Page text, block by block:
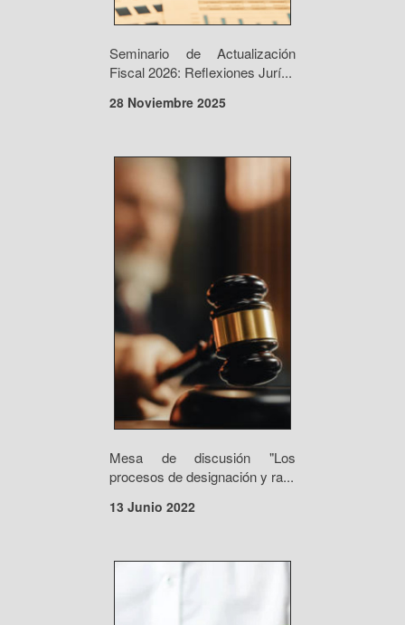
Seminario de Actualización
Fiscal 2026: Reflexiones Jurí...
28 Noviembre 2025
Mesa de discusión "Los
procesos de designación y ra...
13 Junio 2022